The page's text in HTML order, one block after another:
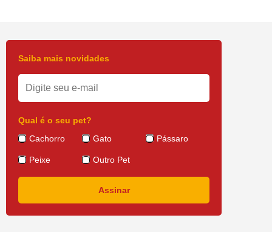
Saiba mais novidades
Qual é o seu pet?
Cachorro
Gato Pássaro
Peixe Outro Pet